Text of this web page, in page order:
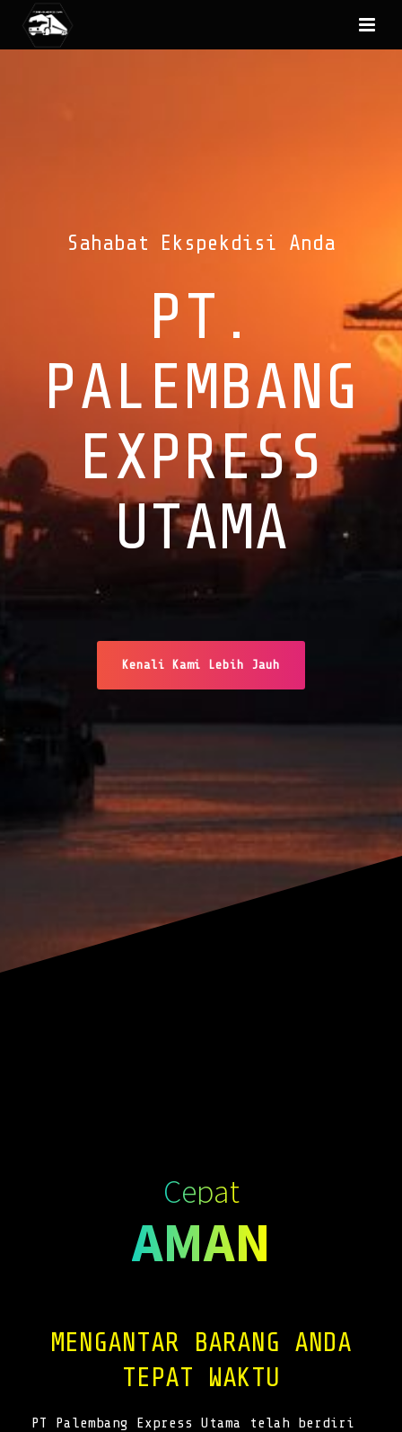
Sahabat Ekspekdisi Anda
PT.
PALEMBANG
EXPRESS
UTAMA
Kenali Kami Lebih Jauh
Cepat
AMAN
MENGANTAR BARANG ANDA
TEPAT WAKTU
PT Palembang Express Utama telah berdiri